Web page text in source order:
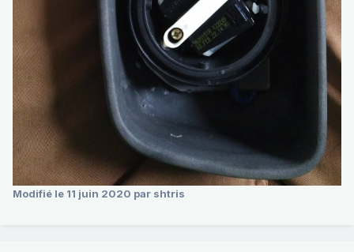
Modifié le 11 juin 2020 par shtris